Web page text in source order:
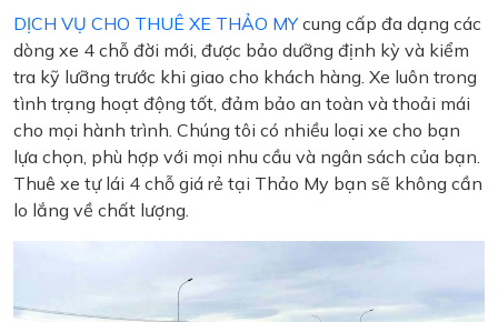
DỊCH VỤ CHO THUÊ XE THẢO MYcung cấp đa dạng các
dòng xe 4 chỗ đời mới, được bảo dưỡng định kỳ và kiểm
tra kỹ lưỡng trước khi giao cho khách hàng. Xe luôn trong
tình trạng hoạt động tốt, đảm bảo an toàn và thoải mái
cho mọi hành trình. Chúng tôi có nhiều loại xe cho bạn
lựa chọn, phù hợp với mọi nhu cầu và ngân sách của bạn.
Thuê xe tự lái 4 chỗ giá rẻ tại Thảo My bạn sẽ không cần
lo lắng về chất lượng.